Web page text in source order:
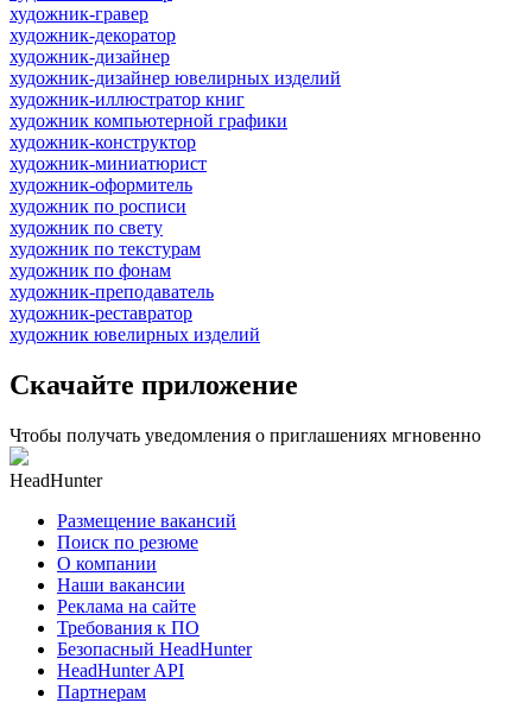
художник-гравер
художник-декоратор
художник-дизайнер
художник-дизайнер ювелирных изделий
художник-иллюстратор книг
художник компьютерной графики
художник-конструктор
художник-миниатюрист
художник-оформитель
художник по росписи
художник по свету
художник по текстурам
художник по фонам
художник-преподаватель
художник-реставратор
художник ювелирных изделий
Скачайте приложение
Чтобы получать уведомления о приглашениях мгновенно
HeadHunter
Размещение вакансий
Поиск по резюме
О компании
Наши вакансии
Реклама на сайте
Требования к ПО
Безопасный HeadHunter
HeadHunter API
Партнерам